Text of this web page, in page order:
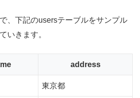
、下記のusersテーブルをサンプル
いきます。
address
東京都